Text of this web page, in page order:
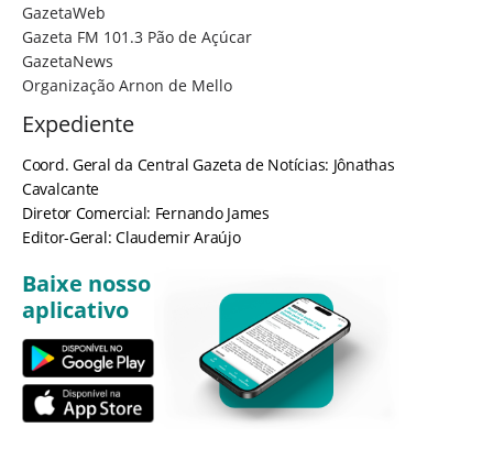
GazetaWeb
Gazeta FM 101.3 Pão de Açúcar
GazetaNews
Organização Arnon de Mello
Expediente
Coord. Geral da Central Gazeta de Notícias: Jônathas
Cavalcante
Diretor Comercial: Fernando James
Editor-Geral: Claudemir Araújo
Baixe nosso
aplicativo